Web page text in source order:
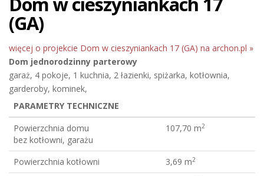
(GA)
więcej o projekcie Dom w cieszyniankach 17 (GA) na archon.pl »
Dom jednorodzinny parterowy
garaż, 4 pokoje, 1 kuchnia, 2 łazienki, spiżarka, kotłownia,
garderoby, kominek,
PARAMETRY TECHNICZNE
Powierzchnia domu
bez kotłowni, garażu
107,70 m2
Powierzchnia kotłowni 3,69 m2